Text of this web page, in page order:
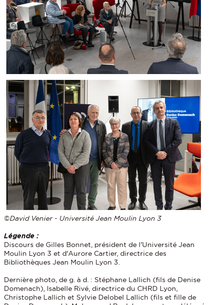
©David Venier - Université Jean Moulin Lyon 3
Légende :
Discours de Gilles Bonnet, président de l'Université Jean
Moulin Lyon 3 et d'Aurore Cartier, directrice des
Bibliothèques Jean Moulin Lyon 3.
Dernière photo, de g. à d. : Stéphane Lallich (fils de Denise
Domenach), Isabelle Rivé, directrice du CHRD Lyon,
Christophe Lallich et Sylvie Delobel Lallich (fils et fille de